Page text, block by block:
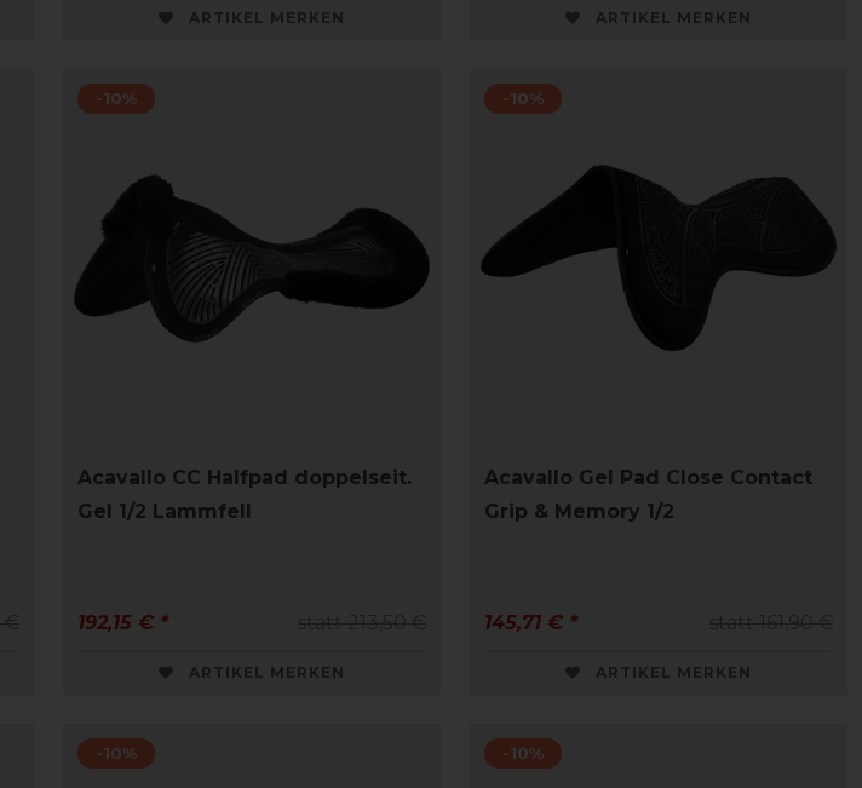
ARTIKEL MERKEN ARTIKEL MERKEN
-10%
Acavallo CC Halfpad doppelseit.
Gel 1/2 Lammfell
192,15 € *
ARTIKEL MERKEN
-10%
Acavallo Gel Pad Close Contact
Grip & Memory 1/2
145,71 € *
ARTIKEL MERKEN
-10% -10%